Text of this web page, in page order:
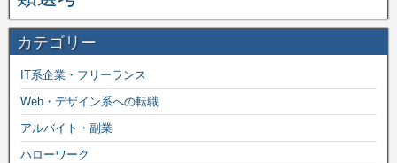
カテゴリー
IT系企業・フリーランス
Web・デザイン系への転職
アルバイト・副業
ハローワーク